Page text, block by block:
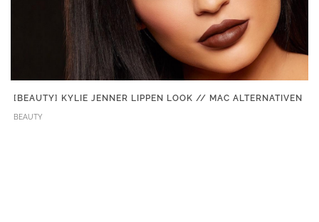
[BEAUTY] KYLIE JENNER LIPPEN LOOK // MAC ALTERNATIVEN
BEAUTY